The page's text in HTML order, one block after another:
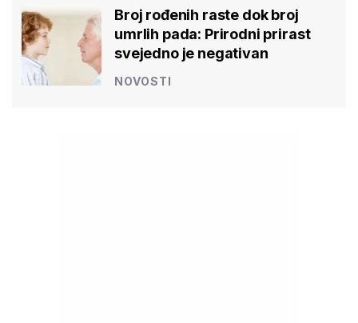
Broj rođenih raste dok broj
umrlih pada: Prirodni prirast
svejedno je negativan
NOVOSTI